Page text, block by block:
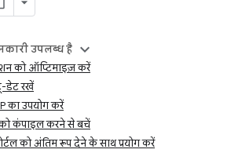
उपलब्ध है
को ऑप्टिमाइज़ करें
डेट रखें
का उपयोग करें
कंपाइल करने से बचें
को अंतिम रूप देने के साथ प्रयोग करें